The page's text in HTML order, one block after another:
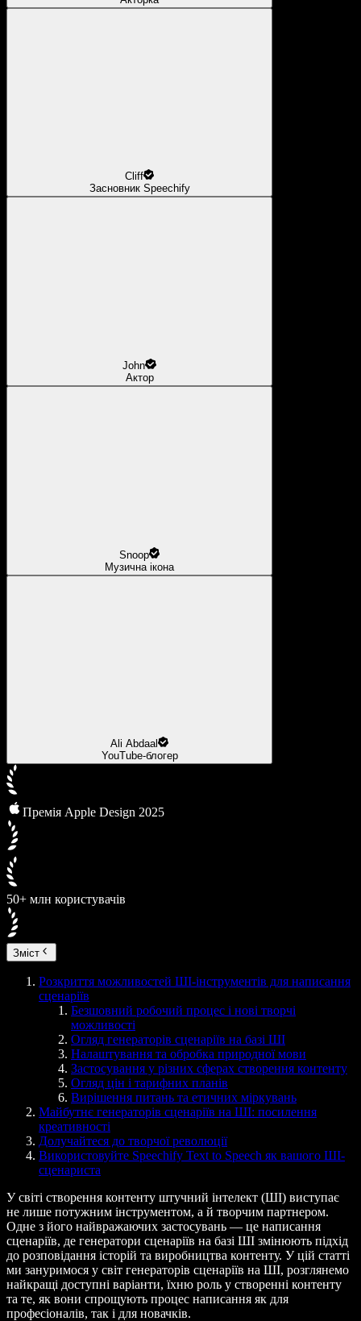
Cliff
Засновник Speechify
John
Актор
Snoop
Музична ікона
Ali Abdaal
YouTube-блогер
Премія Apple Design 2025
50+ млн користувачів
Зміст
Розкриття можливостей ШІ-інструментів для написання
сценаріїв
Безшовний робочий процес і нові творчі
можливості
Огляд генераторів сценаріїв на базі ШІ
Налаштування та обробка природної мови
Застосування у різних сферах створення контенту
Огляд цін і тарифних планів
Вирішення питань та етичних міркувань
Майбутнє генераторів сценаріїв на ШІ: посилення
креативності
Долучайтеся до творчої революції
Використовуйте Speechify Text to Speech як вашого ШІ-
сценариста
У світі створення контенту штучний інтелект (ШІ) виступає
не лише потужним інструментом, а й творчим партнером.
Одне з його найвражаючих застосувань — це написання
сценаріїв, де генератори сценаріїв на базі ШІ змінюють підхід
до розповідання історій та виробництва контенту. У цій статті
ми зануримося у світ генераторів сценаріїв на ШІ, розглянемо
найкращі доступні варіанти, їхню роль у створенні контенту
та те, як вони спрощують процес написання як для
професіоналів, так і для новачків.